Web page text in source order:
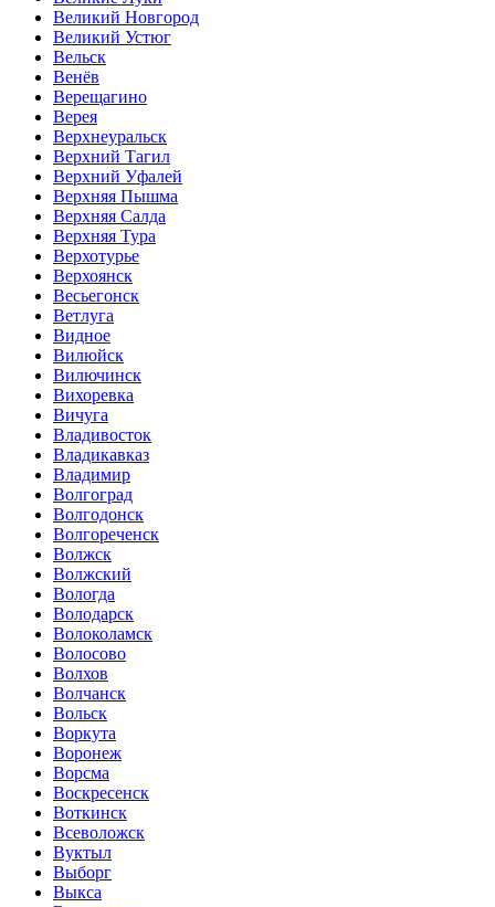
Великий Новгород
Великий Устюг
Вельск
Венёв
Верещагино
Верея
Верхнеуральск
Верхний Тагил
Верхний Уфалей
Верхняя Пышма
Верхняя Салда
Верхняя Тура
Верхотурье
Верхоянск
Весьегонск
Ветлуга
Видное
Вилюйск
Вилючинск
Вихоревка
Вичуга
Владивосток
Владикавказ
Владимир
Волгоград
Волгодонск
Волгореченск
Волжск
Волжский
Вологда
Володарск
Волоколамск
Волосово
Волхов
Волчанск
Вольск
Воркута
Воронеж
Ворсма
Воскресенск
Воткинск
Всеволожск
Вуктыл
Выборг
Выкса